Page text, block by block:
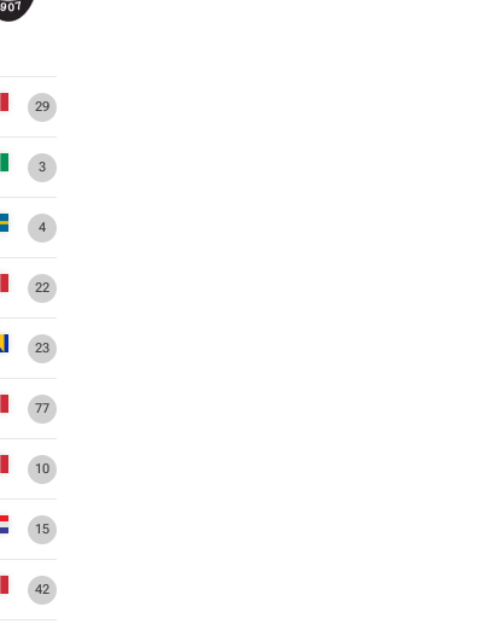
29
3
4
22
23
77
10
15
42